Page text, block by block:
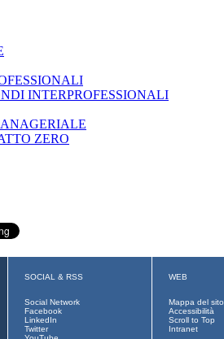
INTERPROFESSIONALI
ZERO
SOCIAL & RSS WEB
Social Network
Mappa del sito
Facebook
Accessibilità
LinkedIn
Scroll to Top
Twitter
Intranet